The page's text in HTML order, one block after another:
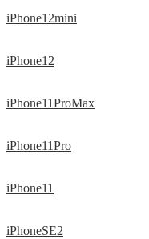
iPhone12mini
iPhone12
iPhone11ProMax
iPhone11Pro
iPhone11
iPhoneSE2